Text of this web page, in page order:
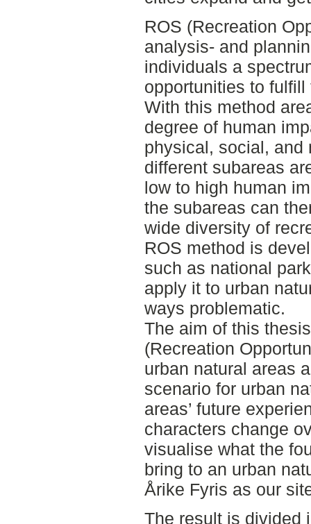
ROS (Recreation
analysis- and
individuals a
opportunities to
With this method
degree of human
physical, social, and
different subareas
low to high human
the subareas can
wide diversity of
ROS method is
such as national
apply it to urban
ways problematic.
The aim of this
(Recreation
urban natural areas
scenario for urban
areas’ future
characters change
visualise what the
bring to an urban
Årike Fyris as our
The result is divided